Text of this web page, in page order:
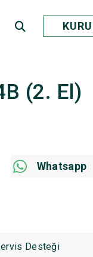
(2. El)
Whatsapp
Desteği